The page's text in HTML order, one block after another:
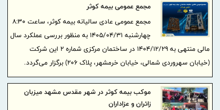
مجمع عمومی بیمه کوثر
مجمع عمومی عادی سالیانه بیمه کوثر، ساعت ۸:۳۰
چهارشنبه ۱۴۰۵/۰۴/۳۱ به منظور بررسی عملکرد سال
مالی منتهی به ۱۴۰۴/۱۲/۲۹ در ساختمان مرکزی شماره ۲ این شرکت
(خیابان سهروردی شمالی، خیابان خرمشهر، پلاک ۲۰۶) برگزار می‌گردد.
موکب بیمه کوثر در شهر مقدس مشهد میزبان
زائران و عزاداران